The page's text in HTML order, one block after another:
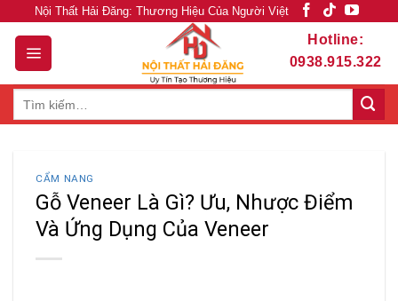
content
Nội Thất Hải Đăng: Thương Hiệu Của Người Việt
Hotline:
0938.915.322
CẨM NANG
Gỗ Veneer Là Gì? Ưu, Nhược Điểm
Và Ứng Dụng Của Veneer